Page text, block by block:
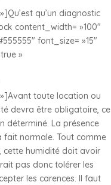
qu’un diagnostic
content_width= »100″
font_size= »15″
»
toute location ou
devra être obligatoire, ce
déterminé. La présence
fait normale. Tout comme
cette humidité doit avoir
pas donc tolérer les
les carences. Il faut